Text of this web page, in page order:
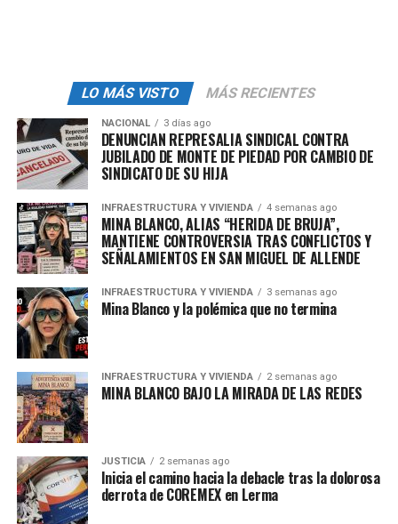
LO MÁS VISTO MÁS RECIENTES
NACIONAL 3 días ago
DENUNCIAN REPRESALIA SINDICAL CONTRA
JUBILADO DE MONTE DE PIEDAD POR CAMBIO DE
SINDICATO DE SU HIJA
INFRAESTRUCTURA Y VIVIENDA 4 semanas ago
MINA BLANCO, ALIAS “HERIDA DE BRUJA”,
MANTIENE CONTROVERSIA TRAS CONFLICTOS Y
SEÑALAMIENTOS EN SAN MIGUEL DE ALLENDE
INFRAESTRUCTURA Y VIVIENDA 3 semanas ago
Mina Blanco y la polémica que no termina
INFRAESTRUCTURA Y VIVIENDA 2 semanas ago
MINA BLANCO BAJO LA MIRADA DE LAS REDES
JUSTICIA 2 semanas ago
Inicia el camino hacia la debacle tras la dolorosa
derrota de COREMEX en Lerma